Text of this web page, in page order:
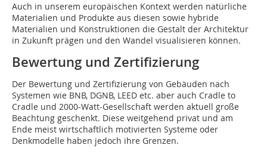
Auch in unserem europäischen Kontext werden natürliche
Materialien und Produkte aus diesen sowie hybride
Materialien und Konstruktionen die Gestalt der Architektur
in Zukunft prägen und den Wandel visualisieren können.
Bewertung und Zertifizierung
Der Bewertung und Zertifizierung von Gebäuden nach
Systemen wie BNB, DGNB, LEED etc. aber auch Cradle to
Cradle und 2000-Watt-Gesellschaft werden aktuell große
Beachtung geschenkt. Diese weitgehend privat und am
Ende meist wirtschaftlich motivierten Systeme oder
Denkmodelle haben jedoch ihre Grenzen.